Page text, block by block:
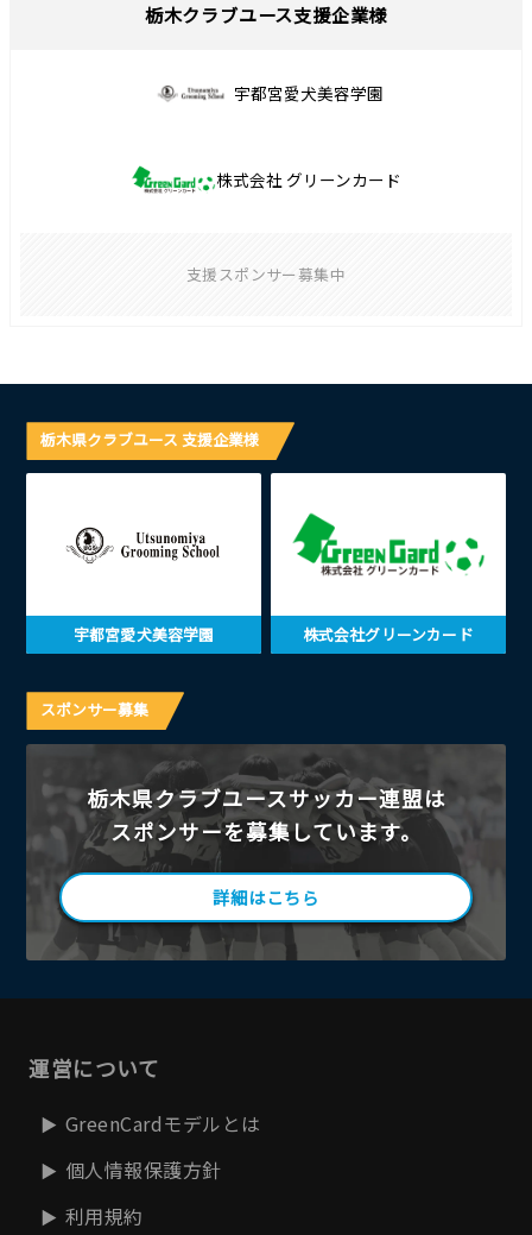
栃木クラブユース支援企業様
宇都宮愛犬美容学園
株式会社 グリーンカード
支援スポンサー募集中
栃木県クラブユース 支援企業様
宇都宮愛犬美容学園 株式会社グリーンカード
スポンサー募集
栃木県クラブユースサッカー連盟は
スポンサーを募集しています。
詳細はこちら
運営について
GreenCardモデルとは
個人情報保護方針
利用規約